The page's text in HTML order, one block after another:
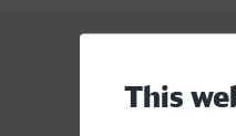
15:52